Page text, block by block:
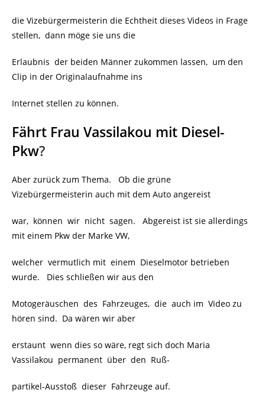
die Vizebürgermeisterin die Echtheit dieses Videos in Frage
stellen, dann möge sie uns die
Erlaubnis der beiden Männer zukommen lassen, um den
Clip in der Originalaufnahme ins
Internet stellen zu können.
Fährt Frau Vassilakou mit Diesel-
Pkw?
Aber zurück zum Thema. Ob die grüne
Vizebürgermeisterin auch mit dem Auto angereist
war, können wir nicht sagen. Abgereist ist sie allerdings
mit einem Pkw der Marke VW,
welcher vermutlich mit einem Dieselmotor betrieben
wurde. Dies schließen wir aus den
Motogeräuschen des Fahrzeuges, die auch im Video zu
hören sind. Da wären wir aber
erstaunt wenn dies so wäre, regt sich doch Maria
Vassilakou permanent über den Ruß-
partikel-Ausstoß dieser Fahrzeuge auf.